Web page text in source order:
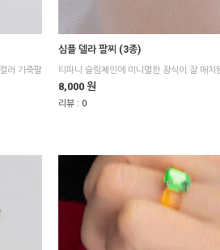
심플 델라 팔찌 (3종)
티파니 슬림체인에 미니멀한 장식이 잘 매치
8,000 원
리뷰 : 0